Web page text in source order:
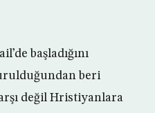
başladığını
beri
değil Hristiyanlara